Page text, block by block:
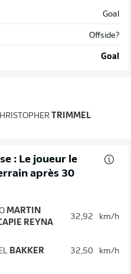
Goal
Offside?
Goal
TRIMMEL
: Le joueur le
après 30
MARTIN
REYNA
32,92 km/h
BAKKER 32,50 km/h